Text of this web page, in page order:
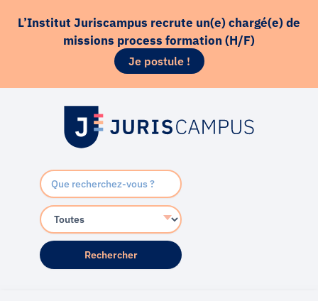
principal
L’Institut Juriscampus recrute un(e) chargé(e) de
missions process formation (H/F)
Je postule !